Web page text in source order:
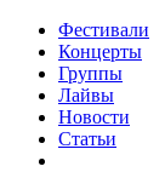
Фестивали
Концерты
Группы
Лайвы
Новости
Статьи